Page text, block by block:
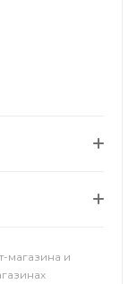
магазина и